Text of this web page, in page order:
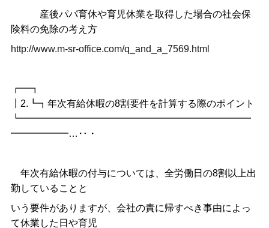
産後パパ育休や育児休業を取得した場合の社会保
険料の免除の考え方
http://www.m-sr-office.com/q_and_a_7569.html
┏━┓
┃2.┗┓年次有給休暇の8割要件を計算する際のポイント
┗━━━━━━━━━━━━━━━━━━━━━━━━
━━━━━━…‥・
年次有給休暇の付与については、全労働日の8割以上出
勤していることと
いう要件がありますが、会社の責に帰すべき事由によっ
て休業した日や育児